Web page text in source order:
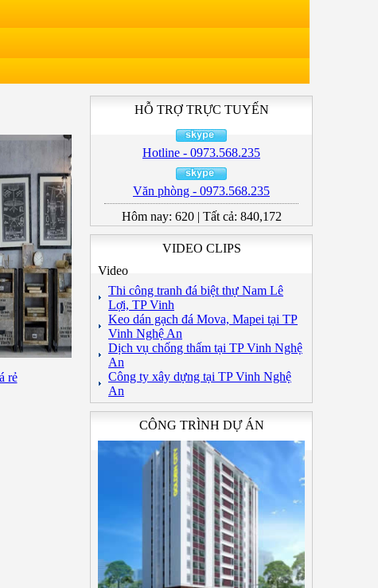
rẻ
HỖ TRỢ TRỰC TUYẾN
Hotline - 0973.568.235
Văn phòng - 0973.568.235
Hôm nay: 620| Tất cả: 840,172
VIDEO CLIPS
Video
Thi công tranh đá biệt thự Nam Lê
Lợi, TP Vinh
Keo dán gạch đá Mova, Mapei tại TP
Vinh Nghệ An
Dịch vụ chống thấm tại TP Vinh Nghệ
An
Công ty xây dựng tại TP Vinh Nghệ
An
CÔNG TRÌNH DỰ ÁN